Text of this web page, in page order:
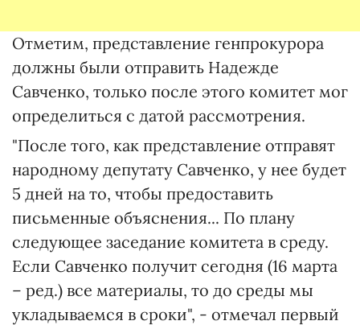
Отметим, представление генпрокурора
должны были отправить Надежде
Савченко, только после этого комитет мог
определиться с датой рассмотрения.
"После того, как представление отправят
народному депутату Савченко, у нее будет
5 дней на то, чтобы предоставить
письменные объяснения... По плану
следующее заседание комитета в среду.
Если Савченко получит сегодня (16 марта
– ред.) все материалы, то до среды мы
укладываемся в сроки", - отмечал первый